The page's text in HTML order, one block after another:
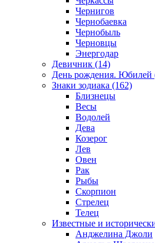
Чернигов
Чернобаевка
Чернобыль
Черновцы
Энергодар
Девичник (14)
День рождения. Юбилей
Знаки зодиака (162)
Близнецы
Весы
Водолей
Дева
Козерог
Лев
Овен
Рак
Рыбы
Скорпион
Стрелец
Телец
Известные и
Анджелина Джоли